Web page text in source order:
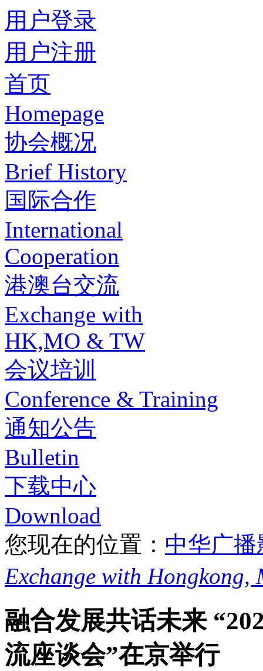
用户登录
用户注册
首页
Homepage
协会概况
Brief History
国际合作
International
Cooperation
港澳台交流
Exchange with
HK,MO & TW
会议培训
Conference & Training
通知公告
Bulletin
下载中心
Download
您现在的位置： 中华广
Exchange with Hongkong,
融合发展共话未来
流座谈会”在京举行